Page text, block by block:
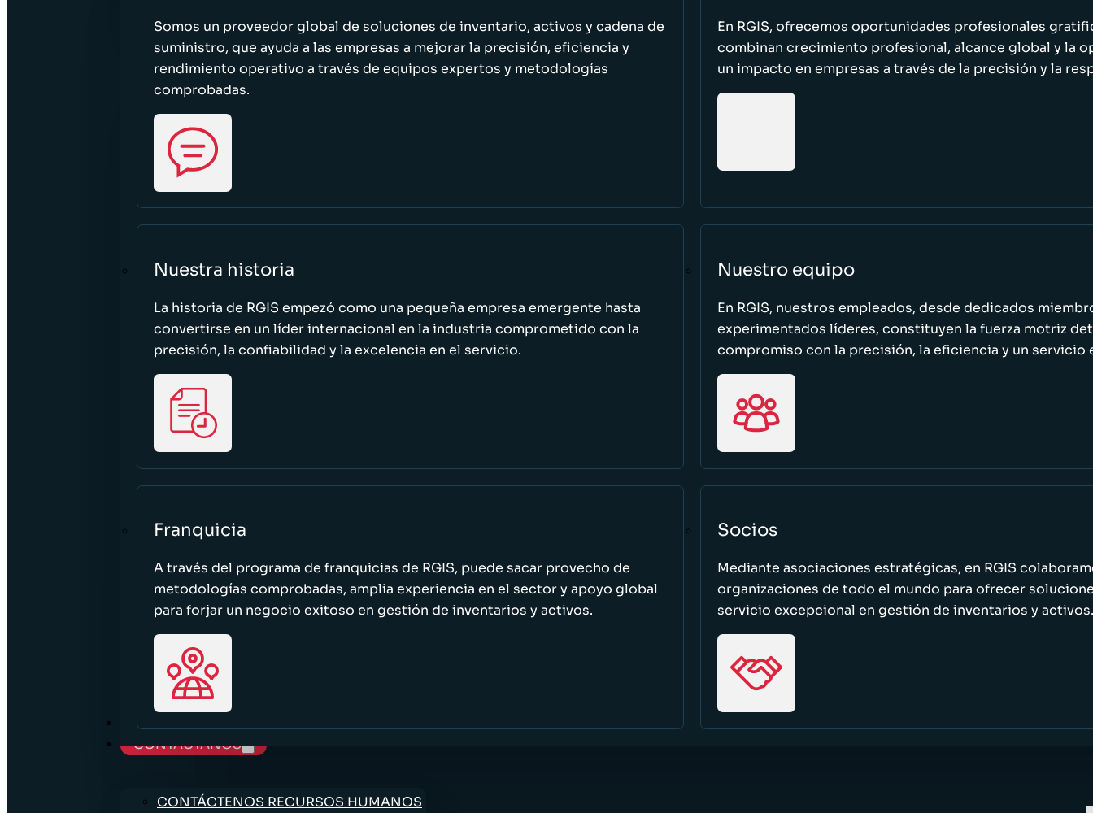
Somos un proveedor global de soluciones de inventario, activos y cadena de
suministro, que ayuda a las empresas a mejorar la precisión, eficiencia y
rendimiento operativo a través de equipos expertos y metodologías
comprobadas.
En RGIS, ofrecemos oportunidades profesionales
combinan crecimiento profesional, alcance global y la
un impacto en empresas a través de la precisión y la
Nuestra historia
La historia de RGIS empezó como una pequeña empresa emergente hasta
convertirse en un líder internacional en la industria comprometido con la
precisión, la confiabilidad y la excelencia en el servicio.
Nuestro equipo
En RGIS, nuestros empleados, desde dedicados
experimentados líderes, constituyen la fuerza motriz
compromiso con la precisión, la eficiencia y un servicio
Franquicia
A través del programa de franquicias de RGIS, puede sacar provecho de
metodologías comprobadas, amplia experiencia en el sector y apoyo global
para forjar un negocio exitoso en gestión de inventarios y activos.
Socios
Mediante asociaciones estratégicas, en RGIS
organizaciones de todo el mundo para ofrecer
servicio excepcional en gestión de inventarios y activos.
TRABAJE CON NOSOTROS
CONTÁCTANOS
CONTÁCTENOS RECURSOS HUMANOS